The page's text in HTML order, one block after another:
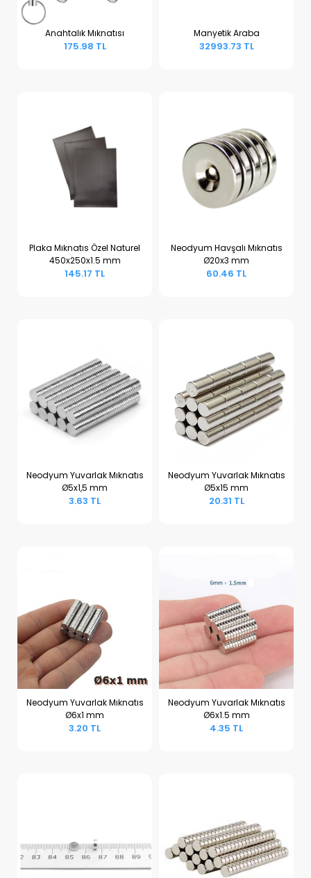
Sepete Ekle
Anahtalık Mıknatısı
175.98 TL Sepete Ekle
Manyetik Araba
32993.73 TL
Sepete Ekle
Plaka Mıknatıs Özel Naturel
450x250x1.5 mm
145.17 TL
Sepete Ekle
Neodyum Havşalı Mıknatıs
Ø20x3 mm
60.46 TL
Sepete Ekle
Neodyum Yuvarlak Mıknatıs
Ø5x1,5 mm
3.63 TL
Sepete Ekle
Neodyum Yuvarlak Mıknatıs
Ø5x15 mm
20.31 TL
Sepete Ekle
Neodyum Yuvarlak Mıknatıs
Ø6x1 mm
3.20 TL
Sepete Ekle
Neodyum Yuvarlak Mıknatıs
Ø6x1.5 mm
4.35 TL